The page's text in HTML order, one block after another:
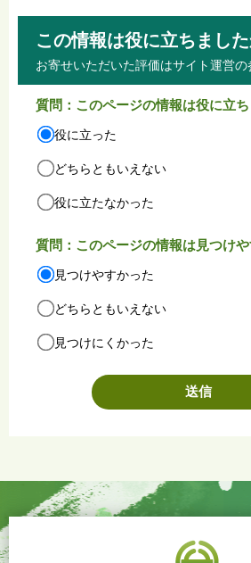
この情報は役に立ちました
お寄せいただいた評価はサイト運営の
質問：このページの情報は役に立ち
役に立った
どちらともいえない
役に立たなかった
質問：このページの情報は見つけ
見つけやすかった
どちらともいえない
見つけにくかった